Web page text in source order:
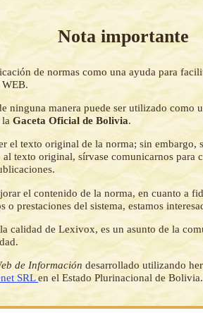
Nota importante
de normas como una ayuda para
ninguna manera puede ser utilizado como
laGaceta Oficial de Bolivia.
el texto original de la norma; sin embargo,
al texto original, sírvase comunicarnos para
el contenido de la norma, en cuanto a
o prestaciones del sistema, estamos
calidad de Lexivox, es un asunto de la
de Información desarrollado utilizando
SRLen el Estado Plurinacional de Bolivia.